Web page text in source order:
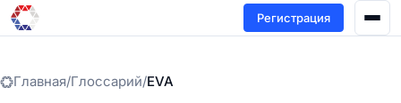
Регистрация
Главная/Глоссарий/EVA